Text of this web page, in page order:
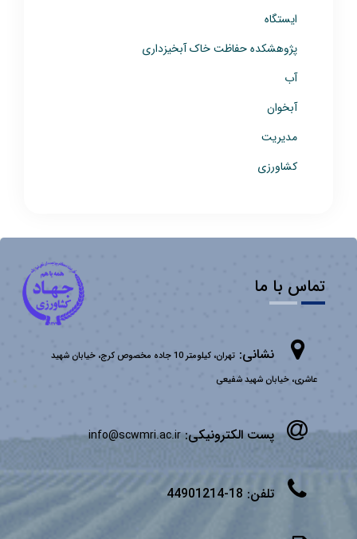
ایستگاه
پژوهشکده حفاظت خاک آبخیزداری
آب
آبخوان
مدیریت
کشاورزی
تماس با ما
نشانی:
تهران، کیلومتر 10 جاده مخصوص کرج، خیابان شهید
عاشری، خیابان شهید شفیعی
پست الکترونیکی:info@scwmri.ac.ir
تلفن: 18-44901214